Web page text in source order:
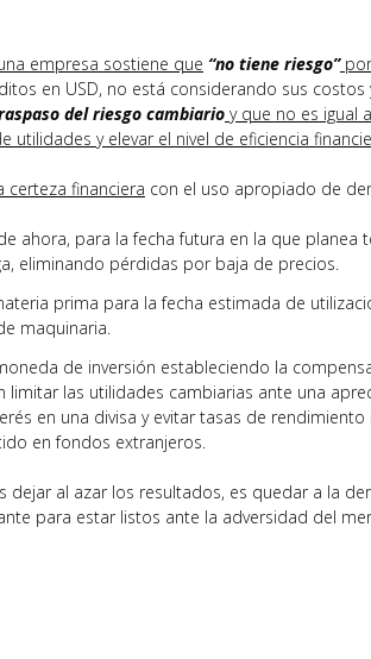
empresa sostiene que “no tiene riesgo”
en USD, no está considerando sus
del riesgo cambiario y que no es igual
utilidades y elevar el nivel de eficiencia
certeza financiera con el uso apropiado de
ahora, para la fecha futura en la que planea
eliminando pérdidas por baja de precios.
prima para la fecha estimada de
maquinaria.
de inversión estableciendo la
las utilidades cambiarias ante una
en una divisa y evitar tasas de
en fondos extranjeros.
dejar al azar los resultados, es quedar a la
para estar listos ante la adversidad del